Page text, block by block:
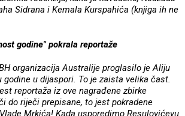
Sidrana i Kemala Kurspahića (knjiga ih ne
godine" pokrala reportaže
organizacija Australije proglasilo je Aliju
u dijaspori. To je zaista velika čast.
reportaža iz ove nagrađene zbirke
do riječi prepisane, to jest pokradene
Mrkića! Kada usporedimo Resulovićevu